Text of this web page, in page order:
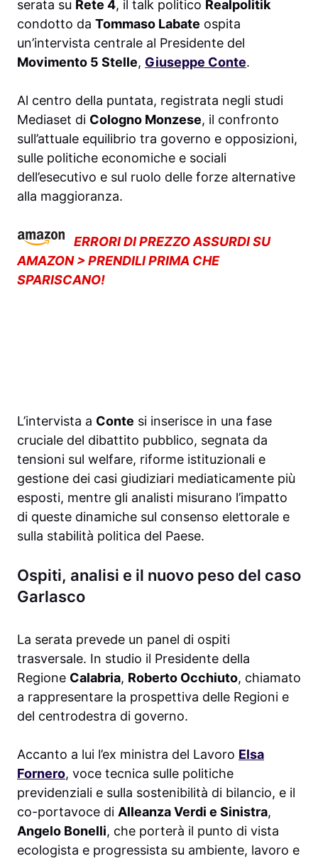
serata su Rete 4, il talk politico Realpolitik
condotto da Tommaso Labate ospita
un’intervista centrale al Presidente del
Movimento 5 Stelle, Giuseppe Conte.
Al centro della puntata, registrata negli studi
Mediaset di Cologno Monzese, il confronto
sull’attuale equilibrio tra governo e opposizioni,
sulle politiche economiche e sociali
dell’esecutivo e sul ruolo delle forze alternative
alla maggioranza.
ERRORI DI PREZZO ASSURDI SU
AMAZON > PRENDILI PRIMA CHE
SPARISCANO!
L’intervista a Conte si inserisce in una fase
cruciale del dibattito pubblico, segnata da
tensioni sul welfare, riforme istituzionali e
gestione dei casi giudiziari mediaticamente più
esposti, mentre gli analisti misurano l’impatto
di queste dinamiche sul consenso elettorale e
sulla stabilità politica del Paese.
Ospiti, analisi e il nuovo peso del caso
Garlasco
La serata prevede un panel di ospiti
trasversale. In studio il Presidente della
Regione Calabria, Roberto Occhiuto, chiamato
a rappresentare la prospettiva delle Regioni e
del centrodestra di governo.
Accanto a lui l’ex ministra del Lavoro Elsa
Fornero, voce tecnica sulle politiche
previdenziali e sulla sostenibilità di bilancio, e il
co-portavoce di Alleanza Verdi e Sinistra,
Angelo Bonelli, che porterà il punto di vista
ecologista e progressista su ambiente, lavoro e